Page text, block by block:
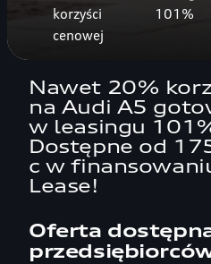
korzyści
cenowej
101%
Nawet 20%
na Audi A5
w leasingu
Dostępne od
c w
Lease!
Oferta